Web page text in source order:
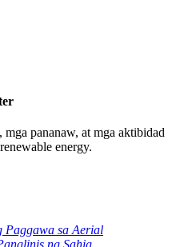
pananaw, at mga aktibidad
energy.
Paggawa sa Aerial